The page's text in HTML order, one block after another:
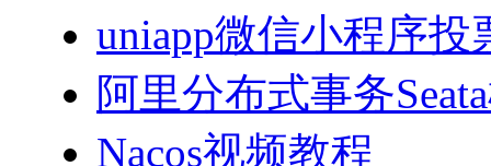
uniapp微信小程序投
阿里分布式事务
Nacos视频教程